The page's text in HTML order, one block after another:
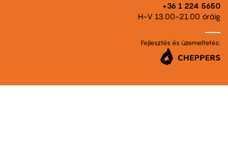
+36 1 224 5650
H-V 13.00-21.00 óráig
Fejlesztés és üzemeltetés: